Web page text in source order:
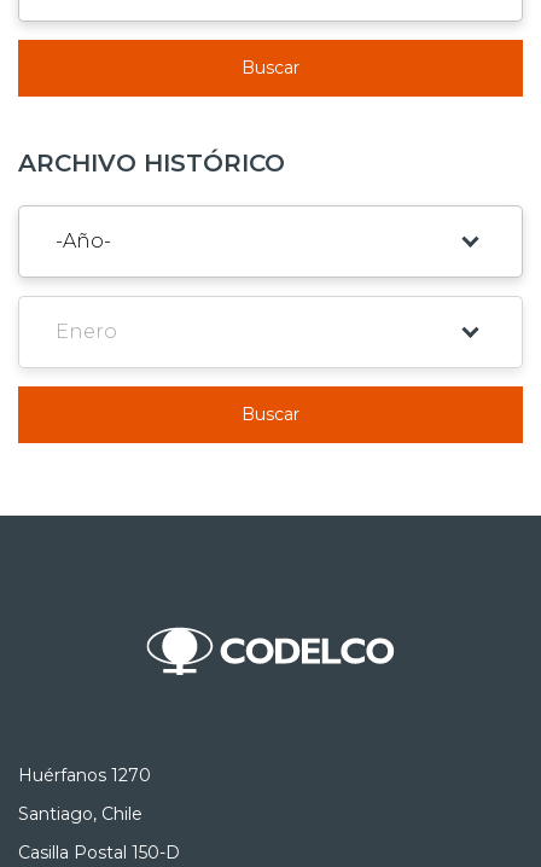
Buscar
ARCHIVO HISTÓRICO
Buscar
Huérfanos 1270
Santiago, Chile
Casilla Postal 150-D